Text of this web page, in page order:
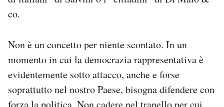
co.
Non è un concetto per niente scontato. In un
momento in cui la democrazia rappresentativa è
evidentemente sotto attacco, anche e forse
soprattutto nel nostro Paese, bisogna difendere con
forza la politica. Non cadere nel tranello per cui